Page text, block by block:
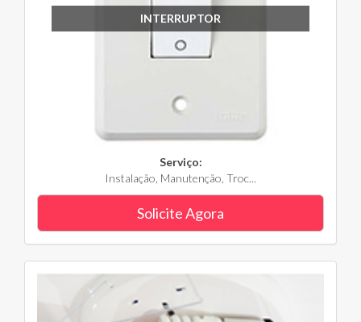
INTERRUPTOR
Serviço:
Instalação, Manutenção, Troc...
Solicite Agora